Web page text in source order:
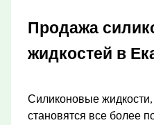
Продажа
жидкостей в
Силиконовые
становятся все более